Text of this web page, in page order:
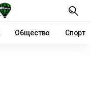
Общество Спорт